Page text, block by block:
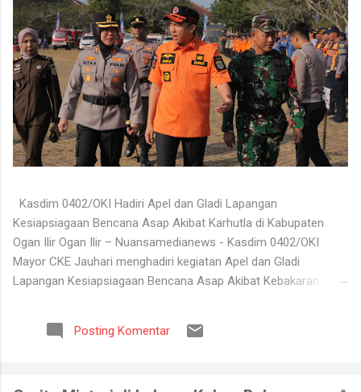
Kasdim 0402/OKI Hadiri Apel dan Gladi Lapangan
Kesiapsiagaan Bencana Asap Akibat Karhutla di Kabupaten
Ogan Ilir Ogan Ilir – Nuansamedianews - Kasdim 0402/OKI
Mayor CKE Jauhari menghadiri kegiatan Apel dan Gladi
Lapangan Kesiapsiagaan Bencana Asap Akibat Kebakaran
yang digelar di Lapangan Upacara Komplek Perkantoran
Terpadu (KPT) Tanjung Senai, Kabupaten Ogan Ilir, Selasa
Posting Komentar